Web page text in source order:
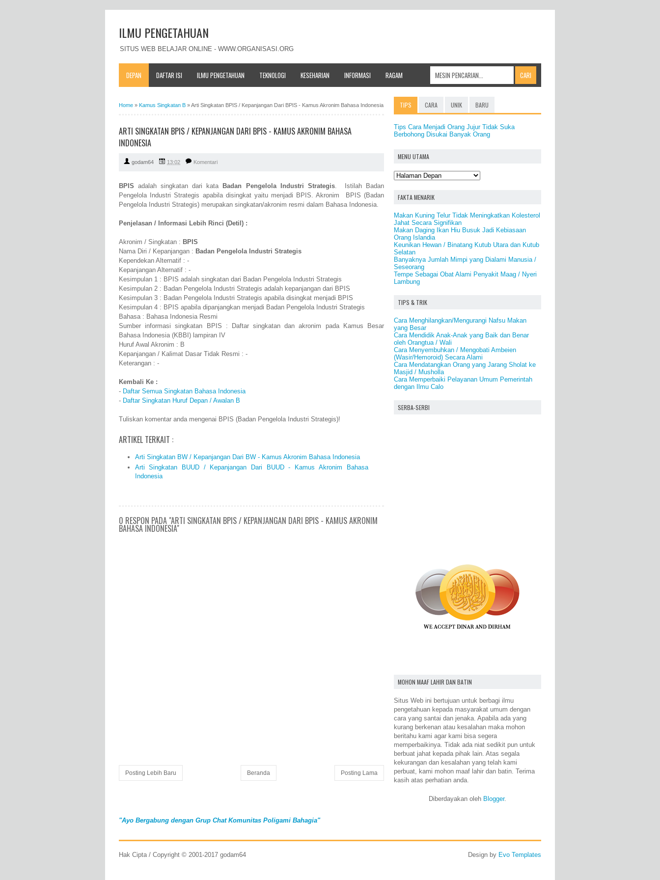
ILMU PENGETAHUAN
SITUS WEB BELAJAR ONLINE - WWW.ORGANISASI.ORG
DEPAN DAFTAR ISI ILMU PENGETAHUAN TEKNOLOGI KESEHARIAN INFORMASI RAGAM
Home » Kamus Singkatan B »Arti Singkatan BPIS / Kepanjangan Dari BPIS - Kamus Akronim Bahasa Indonesia
ARTI SINGKATAN BPIS / KEPANJANGAN DARI BPIS - KAMUS AKRONIM BAHASA
INDONESIA
godam64 13:02 Komentari
BPIS adalah singkatan dari kata Badan Pengelola Industri Strategis. Istilah Badan
Pengelola Industri Strategis apabila disingkat yaitu menjadi BPIS. Akronim BPIS (Badan
Pengelola Industri Strategis) merupakan singkatan/akronim resmi dalam Bahasa Indonesia.
Penjelasan / Informasi Lebih Rinci (Detil) :
Akronim / Singkatan : BPIS
Nama Diri / Kepanjangan : Badan Pengelola Industri Strategis
Kependekan Alternatif : -
Kepanjangan Alternatif : -
Kesimpulan 1 : BPIS adalah singkatan dari Badan Pengelola Industri Strategis
Kesimpulan 2 : Badan Pengelola Industri Strategis adalah kepanjangan dari BPIS
Kesimpulan 3 : Badan Pengelola Industri Strategis apabila disingkat menjadi BPIS
Kesimpulan 4 : BPIS apabila dipanjangkan menjadi Badan Pengelola Industri Strategis
Bahasa : Bahasa Indonesia Resmi
Sumber informasi singkatan BPIS : Daftar singkatan dan akronim pada Kamus Besar
Bahasa Indonesia (KBBI) lampiran IV
Huruf Awal Akronim : B
Kepanjangan / Kalimat Dasar Tidak Resmi : -
Keterangan : -
Kembali Ke :
- Daftar Semua Singkatan Bahasa Indonesia
- Daftar Singkatan Huruf Depan / Awalan B
Tuliskan komentar anda mengenai BPIS (Badan Pengelola Industri Strategis)!
ARTIKEL TERKAIT :
Arti Singkatan BW / Kepanjangan Dari BW - Kamus Akronim Bahasa Indonesia
Arti Singkatan BUUD / Kepanjangan Dari BUUD - Kamus Akronim Bahasa
Indonesia
0 RESPON PADA "ARTI SINGKATAN BPIS / KEPANJANGAN DARI BPIS - KAMUS AKRONIM
BAHASA INDONESIA"
Posting Lebih Baru Posting Lama
Beranda
"Ayo Bergabung dengan Grup Chat Komunitas Poligami Bahagia"
TIPS CARA UNIK BARU
Tips Cara Menjadi Orang Jujur Tidak Suka
Berbohong Disukai Banyak Orang
MENU UTAMA
FAKTA MENARIK
Makan Kuning Telur Tidak Meningkatkan Kolesterol
Jahat Secara Signifikan
Makan Daging Ikan Hiu Busuk Jadi Kebiasaan
Orang Islandia
Keunikan Hewan / Binatang Kutub Utara dan Kutub
Selatan
Banyaknya Jumlah Mimpi yang Dialami Manusia /
Seseorang
Tempe Sebagai Obat Alami Penyakit Maag / Nyeri
Lambung
TIPS & TRIK
Cara Menghilangkan/Mengurangi Nafsu Makan
yang Besar
Cara Mendidik Anak-Anak yang Baik dan Benar
oleh Orangtua / Wali
Cara Menyembuhkan / Mengobati Ambeien
(Wasir/Hemoroid) Secara Alami
Cara Mendatangkan Orang yang Jarang Sholat ke
Masjid / Musholla
Cara Memperbaiki Pelayanan Umum Pemerintah
dengan Ilmu Calo
SERBA-SERBI
MOHON MAAF LAHIR DAN BATIN
Situs Web ini bertujuan untuk berbagi ilmu
pengetahuan kepada masyarakat umum dengan
cara yang santai dan jenaka. Apabila ada yang
kurang berkenan atau kesalahan maka mohon
beritahu kami agar kami bisa segera
memperbaikinya. Tidak ada niat sedikit pun untuk
berbuat jahat kepada pihak lain. Atas segala
kekurangan dan kesalahan yang telah kami
perbuat, kami mohon maaf lahir dan batin. Terima
kasih atas perhatian anda.
Diberdayakan oleh Blogger.
Hak Cipta / Copyright © 2001-2017 godam64 Design by Evo Templates